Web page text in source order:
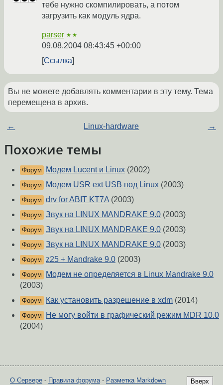
тебе нужно скомпилировать, а потом
загрузить как модуль ядра.
parser ★★
09.08.2004 08:43:45 +00:00
Ссылка
Вы не можете добавлять комментарии в эту тему. Тема
перемещена в архив.
← Linux-hardware →
Похожие темы
Форум Модем Lucent и Linux (2002)
Форум Модем USR ext USB под Linux (2003)
Форум drv for ABIT KT7A (2003)
Форум Звук на LINUX MANDRAKE 9.0 (2003)
Форум Звук на LINUX MANDRAKE 9.0 (2003)
Форум Звук на LINUX MANDRAKE 9.0 (2003)
Форум z25 + Mandrake 9.0 (2003)
Форум
Модем не определяется в Linux Mandrake 9.0
(2003)
Форум Как установить разрешение в xdm (2014)
Форум
Не могу войти в графический режим MDR 10.0
(2004)
Вверх
О Сервере - Правила форума- Разметка Markdown